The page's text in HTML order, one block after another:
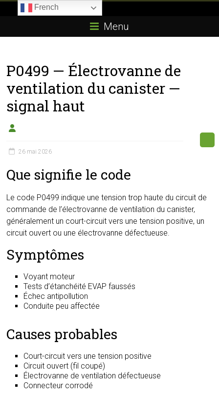
E85.com
passion
boîtier
éthanol
Menu
P0499 — Électrovanne de
ventilation du canister —
signal haut
26 mai 2026
Que signifie le code
Le code P0499 indique une tension trop haute du circuit de
commande de l’électrovanne de ventilation du canister,
généralement un court-circuit vers une tension positive, un
circuit ouvert ou une électrovanne défectueuse.
Symptômes
Voyant moteur
Tests d’étanchéité EVAP faussés
Échec antipollution
Conduite peu affectée
Causes probables
Court-circuit vers une tension positive
Circuit ouvert (fil coupé)
Électrovanne de ventilation défectueuse
Connecteur corrodé
French